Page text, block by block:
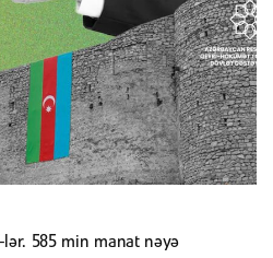
lər. 585 min manat nəyə